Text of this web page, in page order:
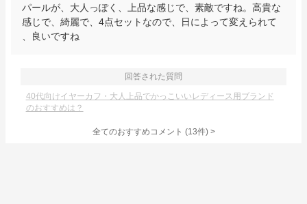
パールが、大人っぽく、上品な感じで、素敵ですね。高貴な
感じで、綺麗で、4点セットなので、日によって変えられて
、良いですね
回答された質問
40代向けイヤーカフ・大人上品でかっこいいレディース用ブランド
のおすすめは？
全てのおすすめコメント (13件) >